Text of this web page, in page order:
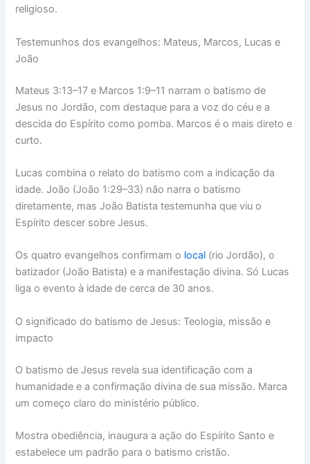
religioso.
Testemunhos dos evangelhos: Mateus, Marcos, Lucas e
João
Mateus 3:13–17 e Marcos 1:9–11 narram o batismo de
Jesus no Jordão, com destaque para a voz do céu e a
descida do Espírito como pomba. Marcos é o mais direto e
curto.
Lucas combina o relato do batismo com a indicação da
idade. João (João 1:29–33) não narra o batismo
diretamente, mas João Batista testemunha que viu o
Espírito descer sobre Jesus.
Os quatro evangelhos confirmam o local (rio Jordão), o
batizador (João Batista) e a manifestação divina. Só Lucas
liga o evento à idade de cerca de 30 anos.
O significado do batismo de Jesus: Teologia, missão e
impacto
O batismo de Jesus revela sua identificação com a
humanidade e a confirmação divina de sua missão. Marca
um começo claro do ministério público.
Mostra obediência, inaugura a ação do Espírito Santo e
estabelece um padrão para o batismo cristão.